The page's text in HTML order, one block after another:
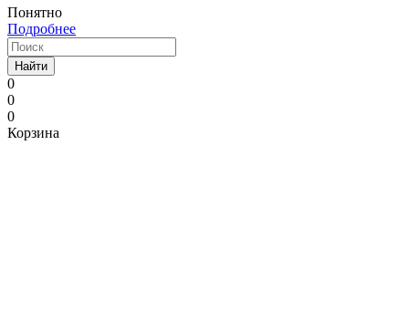
Понятно
Подробнее
Найти
0
0
0
Корзина